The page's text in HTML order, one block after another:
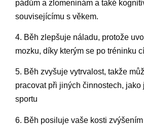
pádům a zlomeninám a také
souvisejícímu s věkem.
4. Běh zlepšuje náladu, protože
mozku, díky kterým se po tréninku
5. Běh zvyšuje vytrvalost, takže
pracovat při jiných činnostech, jako
sportu
6. Běh posiluje vaše kosti zvýšením